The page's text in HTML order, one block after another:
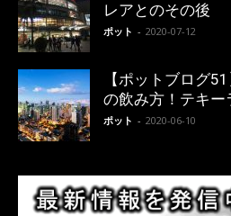
レアとのその後
ポット - 2020-07-12
【ポットブログ
の飲み方！テキー
ポット - 2020-06-10